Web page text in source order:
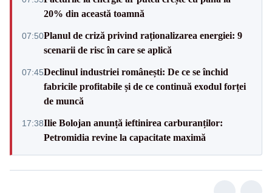
20% din această toamnă
07:50Planul de criză privind raționalizarea energiei: 9
scenarii de risc în care se aplică
07:45Declinul industriei românești: De ce se închid
fabricile profitabile și de ce continuă exodul forței
de muncă
17:38Ilie Bolojan anunță ieftinirea carburanților:
Petromidia revine la capacitate maximă